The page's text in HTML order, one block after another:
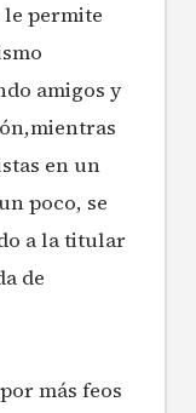
le permite
amigos y
en un
poco, se
a la titular
de
más feos